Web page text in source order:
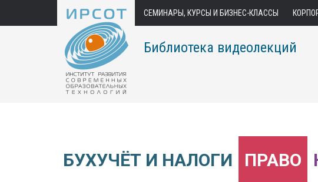
СЕМИНАРЫ, КУРСЫ И БИЗНЕС-КЛАССЫ
Библиотека видеолекций
БУХУЧЁТ И НАЛОГИ ПРАВО